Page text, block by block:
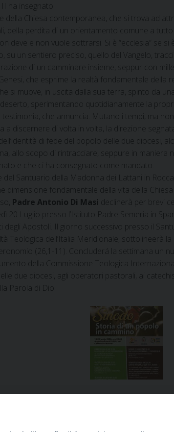
ha insegnato.
della Chiesa contemporanea, che si trova ad
della perdita di un orientamento comune a
deve e non vuole sottrarsi. Si è “ecclesia” se
su un sentiero preciso, quello del Vangelo,
di un camminare insieme, seppur con
che esprime la realtà fondamentale
si muove, in uscita dalla sua terra, spinto da
sperimentando quotidianamente la
testimonia, che annuncia. Mutano i tempi, ma
discernere di volta in volta, la direzione
di fede del popolo delle due diocesi,
allo scopo di rintracciare, seppure in maniera
e che ci ha consegnato come mandato.
del Santuario della Madonna dei Lattani in
dimensione fondamentale della vita della
Padre Antonio Di Masi declinerà per brevi
20 Luglio presso l’Istituto Padre Semeria in
degli Apostoli. Il giorno successivo presso il
Teologica dell’Italia Meridionale, sottolineerà
(26,1-11). Concluderá la settimana un
della Commissione Teologica
due diocesi, agli operatori pastorali, ai
Parola di Dio.